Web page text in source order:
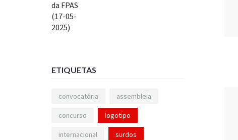
ETIQUETAS
convocatória assembleia
concurso logotipo
internacional surdos